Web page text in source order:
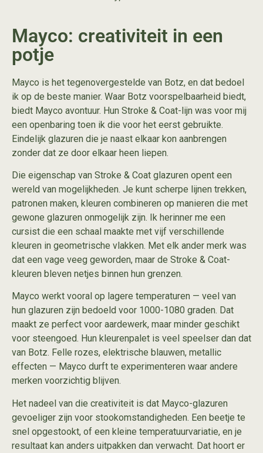
Mayco: creativiteit in een
potje
Mayco is het tegenovergestelde van Botz, en dat bedoel
ik op de beste manier. Waar Botz voorspelbaarheid biedt,
biedt Mayco avontuur. Hun Stroke & Coat-lijn was voor mij
een openbaring toen ik die voor het eerst gebruikte.
Eindelijk glazuren die je naast elkaar kon aanbrengen
zonder dat ze door elkaar heen liepen.
Die eigenschap van Stroke & Coat glazuren opent een
wereld van mogelijkheden. Je kunt scherpe lijnen trekken,
patronen maken, kleuren combineren op manieren die met
gewone glazuren onmogelijk zijn. Ik herinner me een
cursist die een schaal maakte met vijf verschillende
kleuren in geometrische vlakken. Met elk ander merk was
dat een vage veeg geworden, maar de Stroke & Coat-
kleuren bleven netjes binnen hun grenzen.
Mayco werkt vooral op lagere temperaturen — veel van
hun glazuren zijn bedoeld voor 1000-1080 graden. Dat
maakt ze perfect voor aardewerk, maar minder geschikt
voor steengoed. Hun kleurenpalet is veel speelser dan dat
van Botz. Felle rozes, elektrische blauwen, metallic
effecten — Mayco durft te experimenteren waar andere
merken voorzichtig blijven.
Het nadeel van die creativiteit is dat Mayco-glazuren
gevoeliger zijn voor stookomstandigheden. Een beetje te
snel opgestookt, of een kleine temperatuurvariatie, en je
resultaat kan anders uitpakken dan verwacht. Dat hoort er